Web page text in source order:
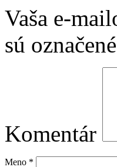
Vaša e-
sú označené
Komentár
Meno *